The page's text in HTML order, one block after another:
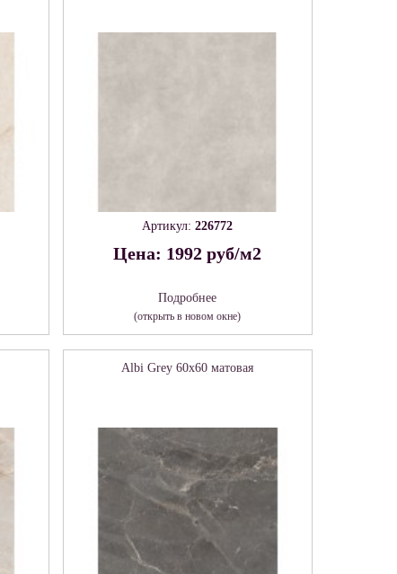
Артикул:226772
Цена: 1992 руб/м2
Подробнее
(открыть в новом окне)
Albi Grey 60х60 матовая